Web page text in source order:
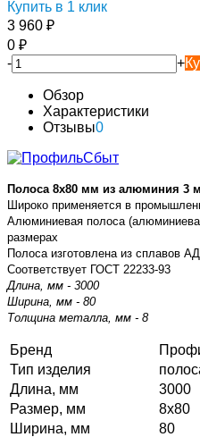
Купить в 1 клик
3 960 ₽
0 ₽
-
+
Обзор
Характеристики
Отзывы0
Полоса 8х80 мм из алюминия 3 м
Широко применяется в
Алюминиевая полоса
размерах
Полоса изготовлена из сплавов
Соответствует ГОСТ 22233-93
Длина, мм - 3000
Ширина, мм - 80
Толщина металла, мм - 8
Бренд
Тип изделия
Длина, мм
3000
Размер, мм
8х80
Ширина, мм
80